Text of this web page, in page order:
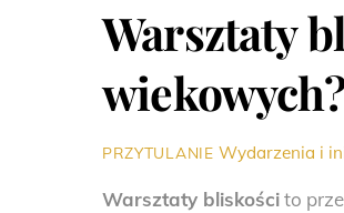
Warsztaty
PRZYTULANIE Wydarzenia i
Warsztaty bliskościto